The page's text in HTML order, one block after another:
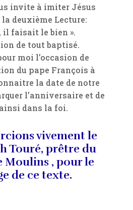
invite à imiter Jésus
deuxième Lecture:
il faisait le bien ».
de tout baptisé.
moi l’occasion de
du pape François à
la date de notre
l’anniversaire et de
dans la foi.
vivement le
Touré, prêtre du
Moulins , pour le
de ce texte.